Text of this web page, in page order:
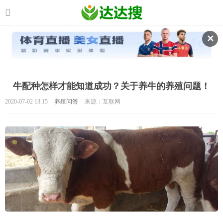
✕
牛配种怎样才能知道成功？关于养牛的养殖问题！
2020-07-02 13:15 养殖问答 来源：互联网